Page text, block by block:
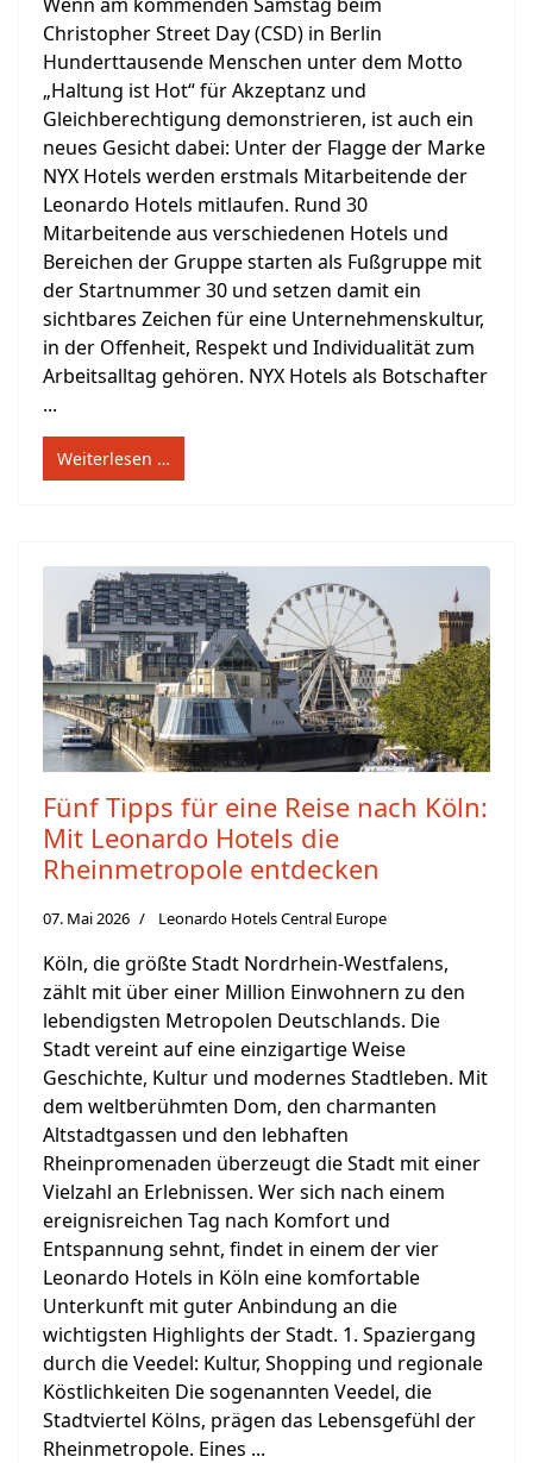
Christopher Street Day (CSD) in Berlin
Hunderttausende Menschen unter dem Motto
„Haltung ist Hot“ für Akzeptanz und
Gleichberechtigung demonstrieren, ist auch ein
neues Gesicht dabei: Unter der Flagge der Marke
NYX Hotels werden erstmals Mitarbeitende der
Leonardo Hotels mitlaufen. Rund 30
Mitarbeitende aus verschiedenen Hotels und
Bereichen der Gruppe starten als Fußgruppe mit
der Startnummer 30 und setzen damit ein
sichtbares Zeichen für eine Unternehmenskultur,
in der Offenheit, Respekt und Individualität zum
Arbeitsalltag gehören. NYX Hotels als Botschafter
...
Weiterlesen …
Fünf Tipps für eine Reise nach Köln:
Mit Leonardo Hotels die
Rheinmetropole entdecken
07. Mai 2026 Leonardo Hotels Central Europe
Köln, die größte Stadt Nordrhein-Westfalens,
zählt mit über einer Million Einwohnern zu den
lebendigsten Metropolen Deutschlands. Die
Stadt vereint auf eine einzigartige Weise
Geschichte, Kultur und modernes Stadtleben. Mit
dem weltberühmten Dom, den charmanten
Altstadtgassen und den lebhaften
Rheinpromenaden überzeugt die Stadt mit einer
Vielzahl an Erlebnissen. Wer sich nach einem
ereignisreichen Tag nach Komfort und
Entspannung sehnt, findet in einem der vier
Leonardo Hotels in Köln eine komfortable
Unterkunft mit guter Anbindung an die
wichtigsten Highlights der Stadt. 1. Spaziergang
durch die Veedel: Kultur, Shopping und regionale
Köstlichkeiten Die sogenannten Veedel, die
Stadtviertel Kölns, prägen das Lebensgefühl der
Rheinmetropole. Eines ...